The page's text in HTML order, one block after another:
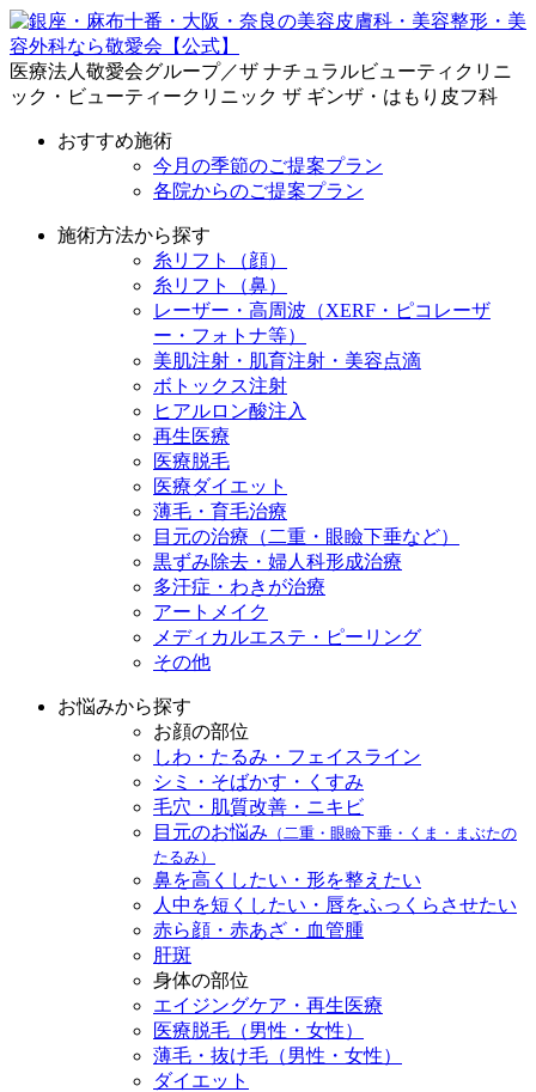
医療法人敬愛会グループ／ザ ナチュラルビューティクリニ
ック・ビューティークリニック ザ ギンザ・はもり皮フ科
おすすめ施術
今月の季節のご提案プラン
各院からのご提案プラン
施術方法から探す
糸リフト（顔）
糸リフト（鼻）
レーザー・高周波（XERF・ピコレーザ
ー・フォトナ等）
美肌注射・肌育注射・美容点滴
ボトックス注射
ヒアルロン酸注入
再生医療
医療脱毛
医療ダイエット
薄毛・育毛治療
目元の治療（二重・眼瞼下垂など）
黒ずみ除去・婦人科形成治療
多汗症・わきが治療
アートメイク
メディカルエステ・ピーリング
その他
お悩みから探す
お顔の部位
しわ・たるみ・フェイスライン
シミ・そばかす・くすみ
毛穴・肌質改善・ニキビ
目元のお悩み （二重・眼瞼下垂・くま・まぶたの
たるみ）
鼻を高くしたい・形を整えたい
人中を短くしたい・唇をふっくらさせたい
赤ら顔・赤あざ・血管腫
肝斑
身体の部位
エイジングケア・再生医療
医療脱毛（男性・女性）
薄毛・抜け毛（男性・女性）
ダイエット